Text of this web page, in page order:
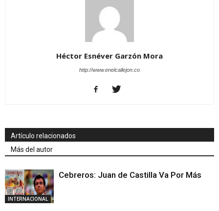
Héctor Esnéver Garzón Mora
http://www.enelcallejon.co
Artículo relacionados
Más del autor
INTERNACIONAL
Cebreros: Juan de Castilla Va Por Más